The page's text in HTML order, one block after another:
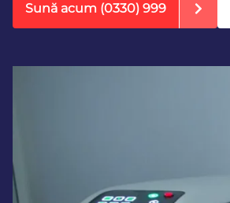
Sună acum (0330) 999